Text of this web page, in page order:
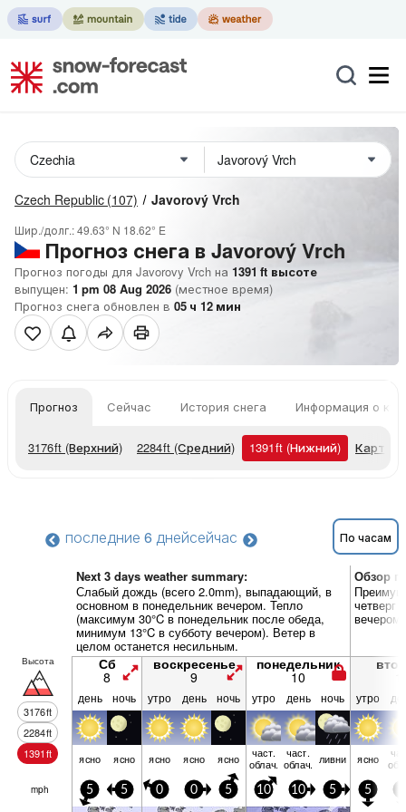
Czech Republic (107) Javorový Vrch
Шир./долг.:49.63° N 18.62° E
Прогноз снега в Javorový Vrch
Прогноз погоды для Javorovy Vrch на 1391 ft высоте
выпущен: 1 pm 08 Aug 2026 (местное время)
Прогноз снега обновлен в 05 ч 12 мин
Прогноз Сейчас История снега Информация о
3176ft (Верхний) 2284ft (Средний) 1391ft (Нижний) Карты
последние 6 днейсейчас По часам
Next 3 days weather summary:
Слабый дождь (всего 2.0mm), выпадающий, в
основном в понедельник вечером. Тепло
(максимум 30°C в понедельник после обеда,
минимум 13°C в субботу вечером). Ветер в
целом останется несильным.
Обзор
четверг
Высота
3176ft
2284ft
1391ft
Сб
8
воскресенье
9
понедельник
10
день ночь утро день ночь утро день ночь утро
ясно ясно ясно ясно ясно част.
облач.
част.
облач. ливни ясно
mph 5 5 0 0 5 10 10 5 5